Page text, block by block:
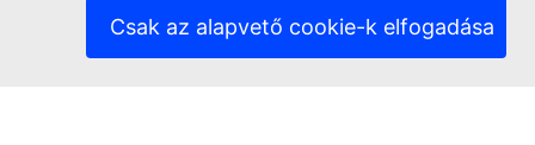
Csak az alapvető cookie-k elfogadása
Jogi nyilatkozat
(Külső hivatkozás)